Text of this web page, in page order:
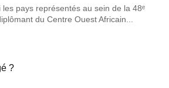
pays représentés au sein de la 48ᵉ
du Centre Ouest Africain...
?